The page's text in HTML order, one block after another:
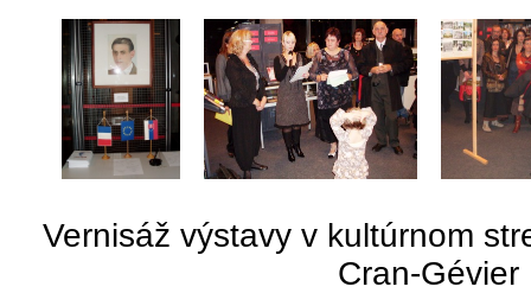
Vernisáž výstavy v kultúrnom
Cran-Gévier